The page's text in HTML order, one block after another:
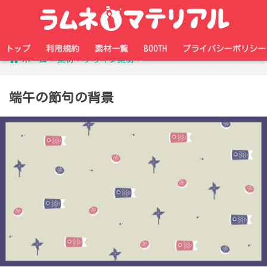
トップ 利用規約 素材一覧 BOOTH
プライバシーポリシー
ホーム
素材 デザイン素材
端午の節句の背景